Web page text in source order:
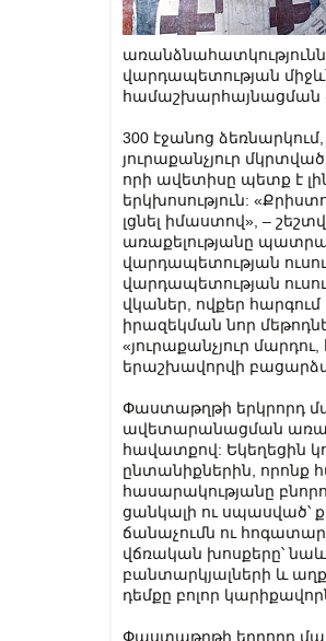
վարդապետության
համաշխարհայնացման
300 էջանոց
յուրաքանչյուր
որի ավետիսը պետք է
երկխոսություն:
լցնել իմաստով», –
առաքելությանը
վարդապետության
վարդապետության
վկաներ, ովքեր հարգում
իրազեկման նոր
«յուրաքանչյուր
երաշխավորվի
Փաստաթղթի երկրորդ
ավետարանացման
հավատքով: Եկեղեցին
ընտանիքներին, որոնք
հասարակությանը
ցանկալի ու սպասված՝
ճանաչումն ու
վճռական խոսքերը՝
բանտարկյալների և
դեմքը բոլոր
Փաստաթղթի երրորդ